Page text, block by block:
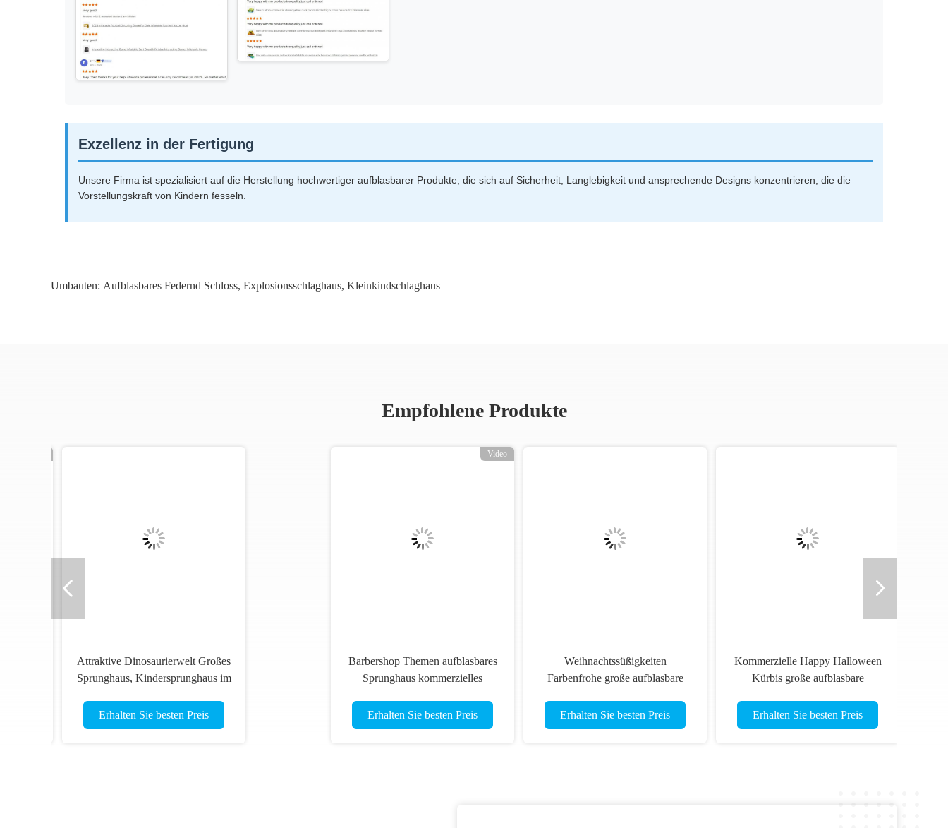
Exzellenz in der Fertigung
Unsere Firma ist spezialisiert auf die Herstellung hochwertiger aufblasbarer Produkte, die sich auf Sicherheit, Langlebigkeit und ansprechende Designs konzentrieren, die die
Vorstellungskraft von Kindern fesseln.
Umbauten: Aufblasbares Federnd Schloss, Explosionsschlaghaus, Kleinkindschlaghaus
Empfohlene Produkte
Barbershop Themen aufblasbares
Sprunghaus kommerzielles
Erhalten Sie besten Preis
Weihnachtssüßigkeiten
Farbenfrohe große aufblasbare
Erhalten Sie besten Preis
Kommerzielle Happy Halloween
Kürbis große aufblasbare
Erhalten Sie besten Preis
Beste PVC Palme Tropenwald
große aufblasbare Hüpfburg mit
Erhalten Sie besten Preis